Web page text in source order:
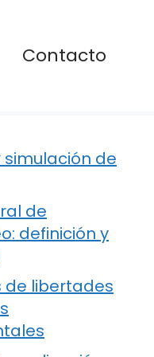
Contacto
simulación de
de
definición y
de libertades